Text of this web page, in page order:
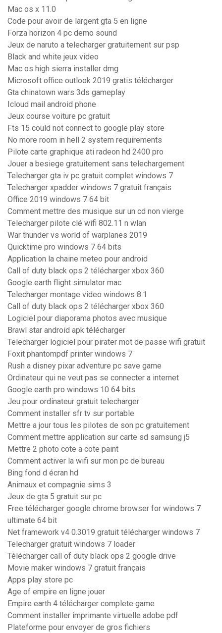
Mac os x 11.0
Code pour avoir de largent gta 5 en ligne
Forza horizon 4 pc demo sound
Jeux de naruto a telecharger gratuitement sur psp
Black and white jeux video
Mac os high sierra installer dmg
Microsoft office outlook 2019 gratis télécharger
Gta chinatown wars 3ds gameplay
Icloud mail android phone
Jeux course voiture pc gratuit
Fts 15 could not connect to google play store
No more room in hell 2 system requirements
Pilote carte graphique ati radeon hd 2400 pro
Jouer a besiege gratuitement sans telechargement
Telecharger gta iv pc gratuit complet windows 7
Telecharger xpadder windows 7 gratuit français
Office 2019 windows 7 64 bit
Comment mettre des musique sur un cd non vierge
Telecharger pilote clé wifi 802.11 n wlan
War thunder vs world of warplanes 2019
Quicktime pro windows 7 64 bits
Application la chaine meteo pour android
Call of duty black ops 2 télécharger xbox 360
Google earth flight simulator mac
Telecharger montage video windows 8.1
Call of duty black ops 2 télécharger xbox 360
Logiciel pour diaporama photos avec musique
Brawl star android apk télécharger
Telecharger logiciel pour pirater mot de passe wifi gratuit
Foxit phantompdf printer windows 7
Rush a disney pixar adventure pc save game
Ordinateur qui ne veut pas se connecter a internet
Google earth pro windows 10 64 bits
Jeu pour ordinateur gratuit telecharger
Comment installer sfr tv sur portable
Mettre a jour tous les pilotes de son pc gratuitement
Comment mettre application sur carte sd samsung j5
Mettre 2 photo cote a cote paint
Comment activer la wifi sur mon pc de bureau
Bing fond d écran hd
Animaux et compagnie sims 3
Jeux de gta 5 gratuit sur pc
Free télécharger google chrome browser for windows 7
ultimate 64 bit
Net framework v4 0.3019 gratuit télécharger windows 7
Telecharger gratuit windows 7 loader
Télécharger call of duty black ops 2 google drive
Movie maker windows 7 gratuit français
Apps play store pc
Age of empire en ligne jouer
Empire earth 4 télécharger complete game
Comment installer imprimante virtuelle adobe pdf
Plateforme pour envoyer de gros fichiers